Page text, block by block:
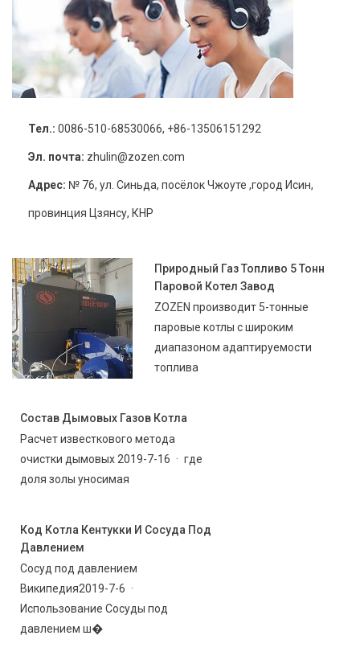
Тел.: 0086-510-68530066, +86-13506151292
Эл. почта: zhulin@zozen.com
Адрес: № 76, ул. Синьда, посёлок Чжоуте ,город Исин,
провинция Цзянсу, КНР
Природный Газ Топливо 5 Тонн
Паровой Котел Завод
ZOZEN производит 5-тонные
паровые котлы с широким
диапазоном адаптируемости
топлива
Состав Дымовых Газов Котла
Расчет известкового метода
очистки дымовых 2019-7-16 · где
доля золы уносимая
Код Котла Кентукки И Сосуда Под
Давлением
Сосуд под давлением
Википедия2019-7-6 ·
Использование Сосуды под
давлением ш�